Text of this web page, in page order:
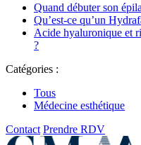
Quand débuter son
Qu’est-ce qu’un
Acide hyaluronique et
?
Catégories :
Tous
Médecine esthétique
Contact Prendre RDV